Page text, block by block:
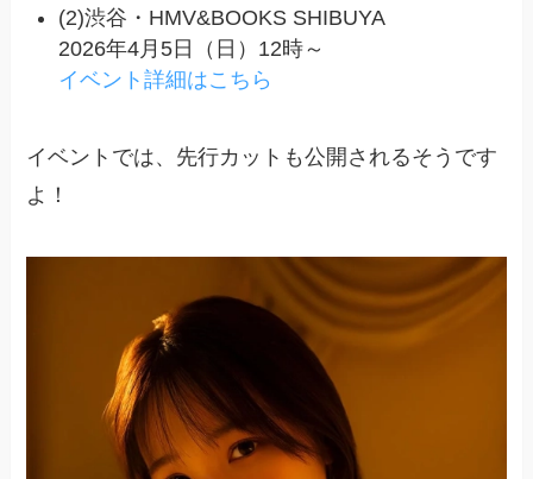
(2)渋谷・HMV&BOOKS SHIBUYA
2026年4月5日（日）12時～
イベント詳細はこちら
イベントでは、先行カットも公開されるそうです
よ！